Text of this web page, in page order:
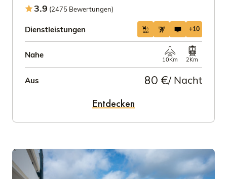
3.9 (2475 Bewertungen)
Dienstleistungen +10
Nahe
10Km 2Km
Aus 80 €/ Nacht
Entdecken